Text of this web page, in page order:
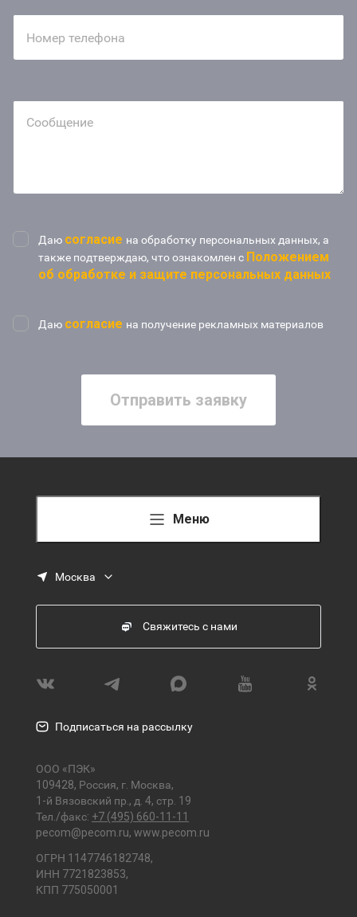
Номер телефона
Сообщение
Даю согласие на обработку персональных данных, а
также подтверждаю, что ознакомлен с Положением
об обработке и защите персональных данных
Даю согласие на получение рекламных материалов
Отправить заявку
Меню
Москва
Свяжитесь с нами
Подписаться на рассылку
ООО «ПЭК»
109428, Россия, г. Москва,
1-й Вязовский пр., д. 4, стр. 19
Тел./факс: +7 (495) 660-11-11
pecom@pecom.ru, www.pecom.ru
ОГРН 1147746182748,
ИНН 7721823853,
КПП 775050001